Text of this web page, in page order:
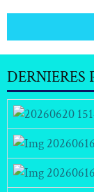
DERNIERES